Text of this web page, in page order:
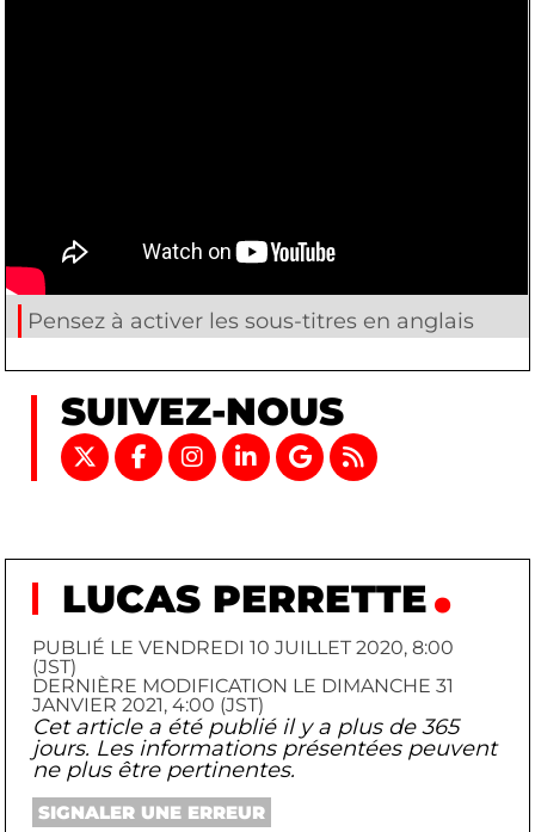
Pensez à activer les sous-titres en anglais
SUIVEZ-NOUS
LUCAS PERRETTE
PUBLIÉ LE VENDREDI 10 JUILLET 2020, 8:00
(JST)
DERNIÈRE MODIFICATION LE DIMANCHE 31
JANVIER 2021, 4:00 (JST)
Cet article a été publié il y a plus de 365
jours. Les informations présentées peuvent
ne plus être pertinentes.
SIGNALER UNE ERREUR